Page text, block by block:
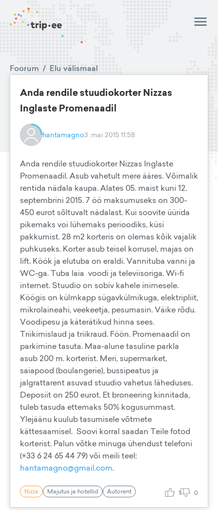
Foorum / Elu välismaal
Anda rendile stuudiokorter Nizzas
Inglaste Promenaadil
hantamagno3. mai 2015 11:58
Anda rendile stuudiokorter Nizzas Inglaste
Promenaadil. Asub vahetult mere ääres. Võimalik
rentida nädala kaupa. Alates 05. maist kuni 12.
septembrini 2015. 7 öö maksumuseks on 300-
450 eurot sõltuvalt nädalast. Kui soovite üürida
pikemaks voi lühemaks perioodiks, küsi
pakkumist. 28 m2 korteris on olemas kõik vajalik
puhkuseks. Korter asub teisel korrusel, majas on
lift. Köök ja elutuba on eraldi. Vannituba vanni ja
WC-ga. Tuba laia voodi ja televiisoriga. Wi-fi
internet. Stuudio on sobiv kahele inimesele.
Köögis on külmkapp sügavkülmikuga, elektripliit,
mikrolaineahi, veekeetja, pesumasin. Väike rõdu.
Voodipesu ja käterätikud hinna sees.
Triikimislaud ja triikraud. Föön. Promenaadil on
parkimine tasuta. Maa-alune tasuline parkla
asub 200 m. korterist. Meri, supermarket,
saiapood (boulangerie), bussipeatus ja
jalgrattarent asuvad stuudio vahetus läheduses.
Deposiit on 250 eurot. Et broneering kinnitada,
tuleb tasuda ettemaks 50% kogusummast.
Ylejäänu kuulub tasumisele võtmete
kättesaamisel. Soovi korral saadan Teile fotod
korterist. Palun võtke minuga ühendust telefoni
(+33 6 24 65 44 79) või meili teel:
hantamagno@gmail.com.
Nizza Majutus ja hotellid Autorent 1 0